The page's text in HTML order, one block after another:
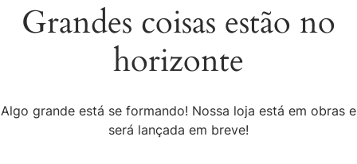
Grandes coisas estão no
horizonte
Algo grande está se formando! Nossa loja está em obras e
será lançada em breve!